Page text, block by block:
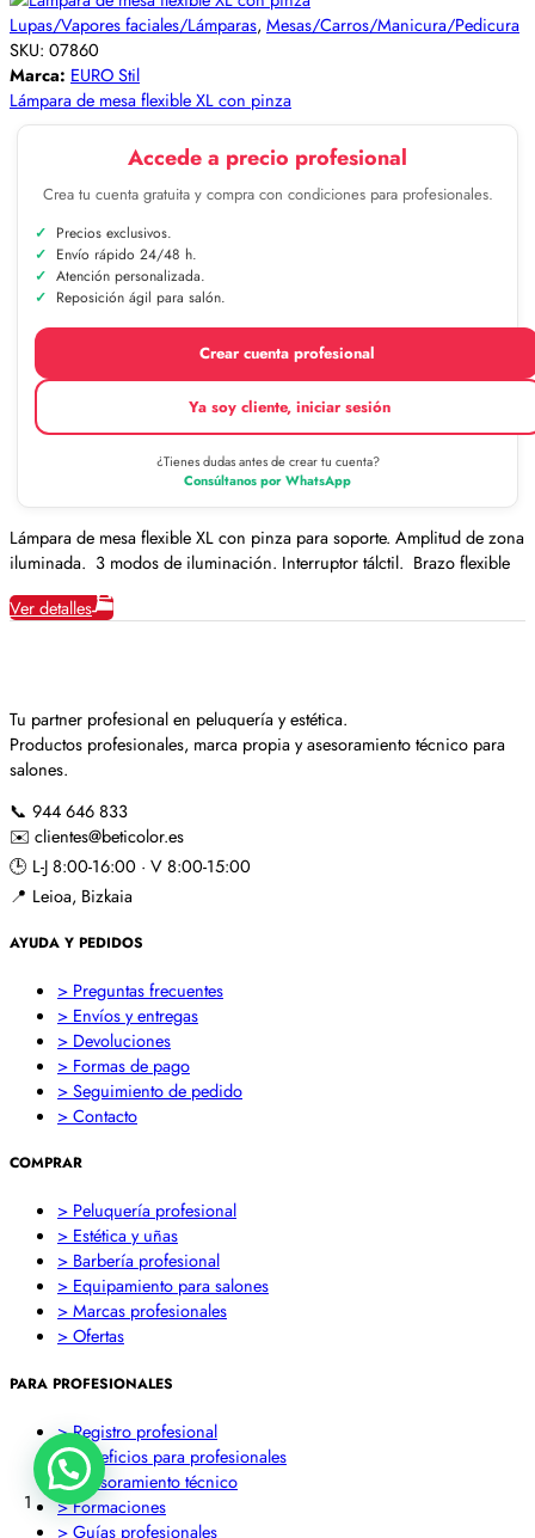
Lupas/Vapores faciales/Lámparas, Mesas/Carros/Manicura/Pedicura
SKU: 07860
Marca: EURO Stil
Lámpara de mesa flexible XL con pinza
Accede a precio profesional
Crea tu cuenta gratuita y compra con condiciones para profesionales.
Precios exclusivos.
Envío rápido 24/48 h.
Atención personalizada.
Reposición ágil para salón.
Crear cuenta profesional
Ya soy cliente, iniciar sesión
¿Tienes dudas antes de crear tu cuenta?
Consúltanos por WhatsApp
Lámpara de mesa flexible XL con pinza para soporte. Amplitud de zona
iluminada. 3 modos de iluminación. Interruptor tálctil. Brazo flexible
Ver detalles
Tu partner profesional en peluquería y estética.
Productos profesionales, marca propia y asesoramiento técnico para
salones.
📞 944 646 833
✉️ clientes@beticolor.es
🕒 L-J 8:00-16:00 · V 8:00-15:00
📍 Leioa, Bizkaia
AYUDA Y PEDIDOS
> Preguntas frecuentes
> Envíos y entregas
> Devoluciones
> Formas de pago
> Seguimiento de pedido
> Contacto
COMPRAR
> Peluquería profesional
> Estética y uñas
> Barbería profesional
> Equipamiento para salones
> Marcas profesionales
> Ofertas
PARA PROFESIONALES
> Registro profesional
> Beneficios para profesionales
> Asesoramiento técnico
> Formaciones
> Guías profesionales
1